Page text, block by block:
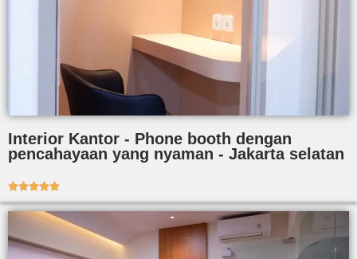
Interior Kantor - Phone booth dengan
pencahayaan yang nyaman - Jakarta selatan
